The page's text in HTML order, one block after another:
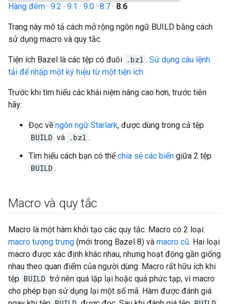
Hàng đêm · 9.2 · 9.1 · 9.0 · 8.7 · 8.6
Trang này mô tả cách mở rộng ngôn ngữ BUILD bằng cách
sử dụng macro và quy tắc.
Tiện ích Bazel là các tệp có đuôi .bzl . Sử dụng câu lệnh
tải để nhập một ký hiệu từ một tiện ích.
Trước khi tìm hiểu các khái niệm nâng cao hơn, trước tiên
hãy:
Đọc về ngôn ngữ Starlark, được dùng trong cả tệp
BUILD và .bzl .
Tìm hiểu cách bạn có thểchia sẻ các biến giữa 2 tệp
BUILD .
Macro và quy tắc
Macro là một hàm khởi tạo các quy tắc. Macro có 2 loại:
macro tượng trưng (mới trong Bazel 8) và macro cũ. Hai loại
macro được xác định khác nhau, nhưng hoạt động gần giống
nhau theo quan điểm của người dùng. Macro rất hữu ích khi
tệp BUILD trở nên quá lặp lại hoặc quá phức tạp, vì macro
cho phép bạn sử dụng lại một số mã. Hàm được đánh giá